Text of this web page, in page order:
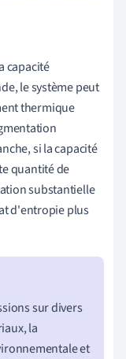
capacité
le système peut
thermique
si la capacité
quantité de
substantielle
d'entropie plus
sur divers
la
et